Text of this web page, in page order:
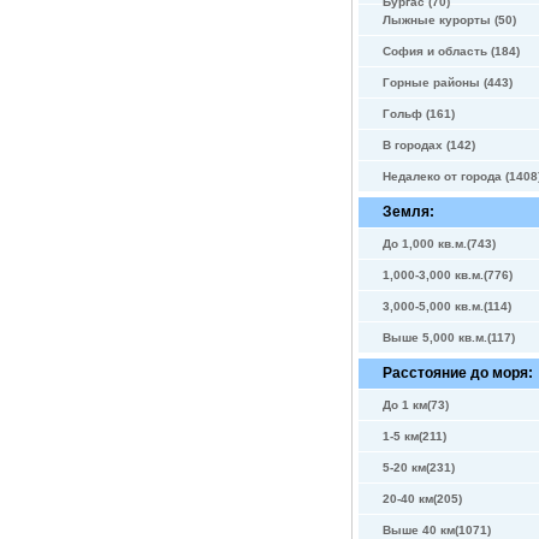
Лыжные курорты (50)
София и область (184)
Горные районы (443)
Гольф (161)
В городах (142)
Недалеко от города
Земля:
До 1,000 кв.м.(743)
1,000-3,000 кв.м.(776)
3,000-5,000 кв.м.(114)
Выше 5,000 кв.м.(117)
Расстояние до моря:
До 1 км(73)
1-5 км(211)
5-20 км(231)
20-40 км(205)
Выше 40 км(1071)